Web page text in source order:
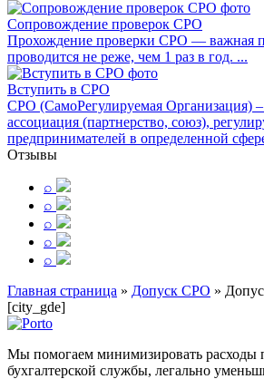
Сопровождение проверок СРО
Прохождение проверки СРО — важная
проводится не реже, чем 1 раз в год. ...
Вступить в СРО
СРО (СамоРегулируемая Организация) –
ассоциация (партнерство, союз),
предпринимателей в определенной
Отзывы
⌕
⌕
⌕
⌕
⌕
Главная страница » Допуск СРО »
[city_gde]
Мы помогаем минимизировать расходы
бухгалтерской службы, легально